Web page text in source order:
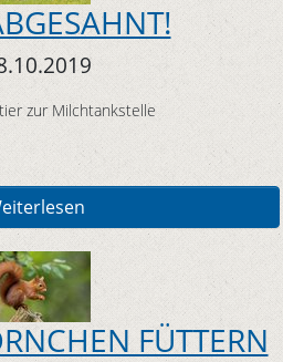
zur Milchtankstelle
FÜTTERN